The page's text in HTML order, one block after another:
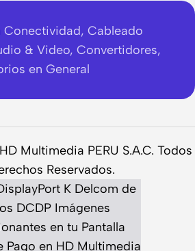
Conectividad, Cableado
& Video, Convertidores,
en General
Multimedia PERU S.A.C. Todos
Reservados.